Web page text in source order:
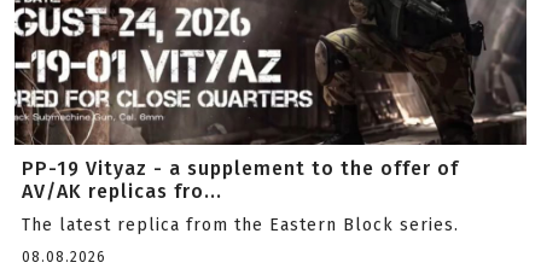
PP-19 Vityaz - a supplement to the offer of
AV/AK replicas fro...
The latest replica from the Eastern Block series.
08.08.2026